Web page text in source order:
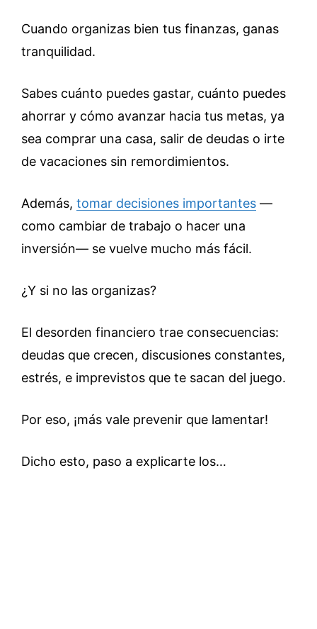
Cuando organizas bien tus finanzas, ganas
tranquilidad.
Sabes cuánto puedes gastar, cuánto puedes
ahorrar y cómo avanzar hacia tus metas, ya
sea comprar una casa, salir de deudas o irte
de vacaciones sin remordimientos.
Además, tomar decisiones importantes —
como cambiar de trabajo o hacer una
inversión— se vuelve mucho más fácil.
¿Y si no las organizas?
El desorden financiero trae consecuencias:
deudas que crecen, discusiones constantes,
estrés, e imprevistos que te sacan del juego.
Por eso, ¡más vale prevenir que lamentar!
Dicho esto, paso a explicarte los…